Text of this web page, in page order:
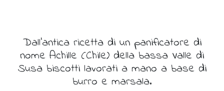
Dall'antica ricetta di un panificatore di
nome Achille (Chile) della bassa Valle di
Susa biscotti lavorati a mano a base di
burro e marsala.